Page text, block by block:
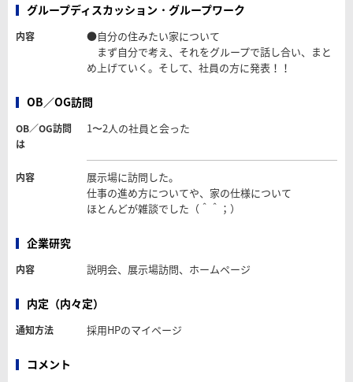
グループディスカッション・グループワーク
内容
●自分の住みたい家について
まず自分で考え、それをグループで話し合い、まと
め上げていく。そして、社員の方に発表！！
OB／OG訪問
OB／OG訪問
は
1〜2人の社員と会った
内容
展示場に訪問した。
仕事の進め方についてや、家の仕様について
ほとんどが雑談でした（＾＾；）
企業研究
内容 説明会、展示場訪問、ホームページ
内定（内々定）
通知方法 採用HPのマイページ
コメント